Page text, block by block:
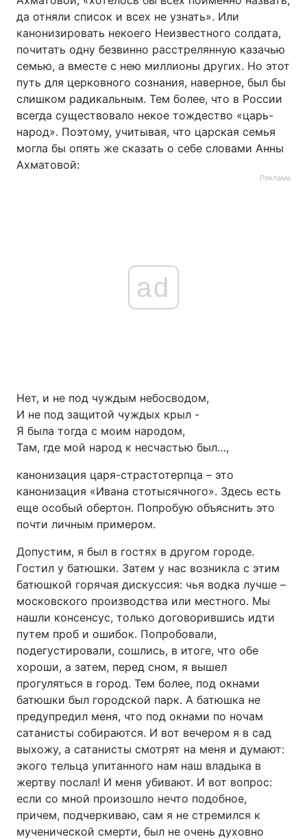
да отняли список и всех не узнать». Или
канонизировать некоего Неизвестного солдата,
почитать одну безвинно расстрелянную казачью
семью, а вместе с нею миллионы других. Но этот
путь для церковного сознания, наверное, был бы
слишком радикальным. Тем более, что в России
всегда существовало некое тождество «царь-
народ». Поэтому, учитывая, что царская семья
могла бы опять же сказать о себе словами Анны
Ахматовой:
Реклама
ad
Нет, и не под чуждым небосводом,
И не под защитой чуждых крыл -
Я была тогда с моим народом,
Там, где мой народ к несчастью был…,
канонизация царя-страстотерпца – это
канонизация «Ивана стотысячного». Здесь есть
еще особый обертон. Попробую объяснить это
почти личным примером.
Допустим, я был в гостях в другом городе.
Гостил у батюшки. Затем у нас возникла с этим
батюшкой горячая дискуссия: чья водка лучше –
московского производства или местного. Мы
нашли консенсус, только договорившись идти
путем проб и ошибок. Попробовали,
подегустировали, сошлись, в итоге, что обе
хороши, а затем, перед сном, я вышел
прогуляться в город. Тем более, под окнами
батюшки был городской парк. А батюшка не
предупредил меня, что под окнами по ночам
сатанисты собираются. И вот вечером я в сад
выхожу, а сатанисты смотрят на меня и думают:
экого тельца упитанного нам наш владыка в
жертву послал! И меня убивают. И вот вопрос:
если со мной произошло нечто подобное,
причем, подчеркиваю, сам я не стремился к
мученической смерти, был не очень духовно